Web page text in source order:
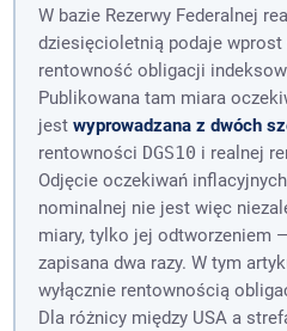
W bazie Rezerwy Federalnej
dziesięcioletnią podaje wprost
rentowność obligacji
Publikowana tam miara
jest wyprowadzana z dwóch
rentowności DGS10 i realnej
Odjęcie oczekiwań
nominalnej nie jest więc
miary, tylko jej odtworzeniem
zapisana dwa razy. W tym
wyłącznie rentownością
Dla różnicy między USA a